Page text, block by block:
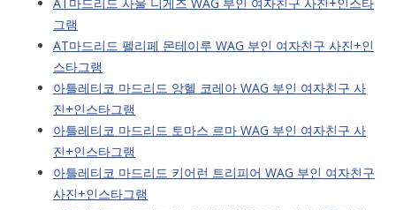
AT마드리드 사울 니게즈 WAG 부인 여자친구 사진+인스타
그램
AT마드리드 펠리페 몬테이루 WAG 부인 여자친구 사진+인
스타그램
아틀레티코 마드리드 앙헬 코레아 WAG 부인 여자친구 사
진+인스타그램
아틀레티코 마드리드 토마스 르마 WAG 부인 여자친구 사
진+인스타그램
아틀레티코 마드리드 키어런 트리피어 WAG 부인 여자친구
사진+인스타그램